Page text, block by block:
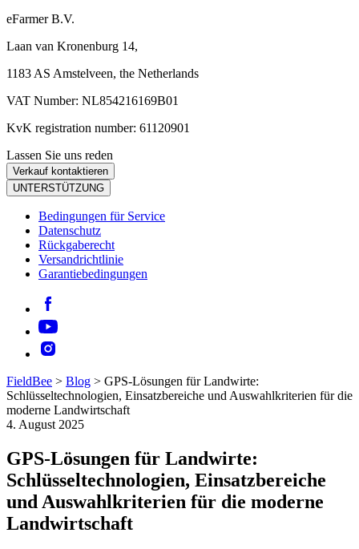
eFarmer B.V.
Laan van Kronenburg 14,
1183 AS Amstelveen, the Netherlands
VAT Number: NL854216169B01
KvK registration number: 61120901
Lassen Sie uns reden
Verkauf kontaktieren
UNTERSTÜTZUNG
Bedingungen für Service
Datenschutz
Rückgaberecht
Versandrichtlinie
Garantiebedingungen
FieldBee > Blog > GPS-Lösungen für Landwirte:
Schlüsseltechnologien, Einsatzbereiche und Auswahlkriterien für die
moderne Landwirtschaft
4. August 2025
GPS-Lösungen für Landwirte:
Schlüsseltechnologien, Einsatzbereiche
und Auswahlkriterien für die moderne
Landwirtschaft